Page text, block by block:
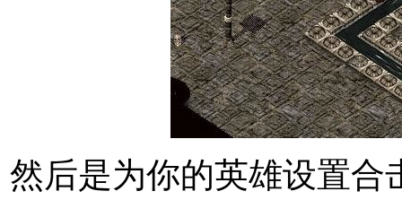
然后是为你的英雄设置合